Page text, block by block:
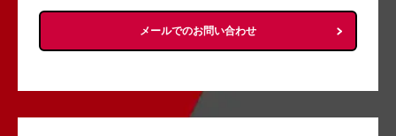
メールでのお問い合わせ